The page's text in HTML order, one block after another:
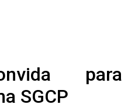
para
SGCP